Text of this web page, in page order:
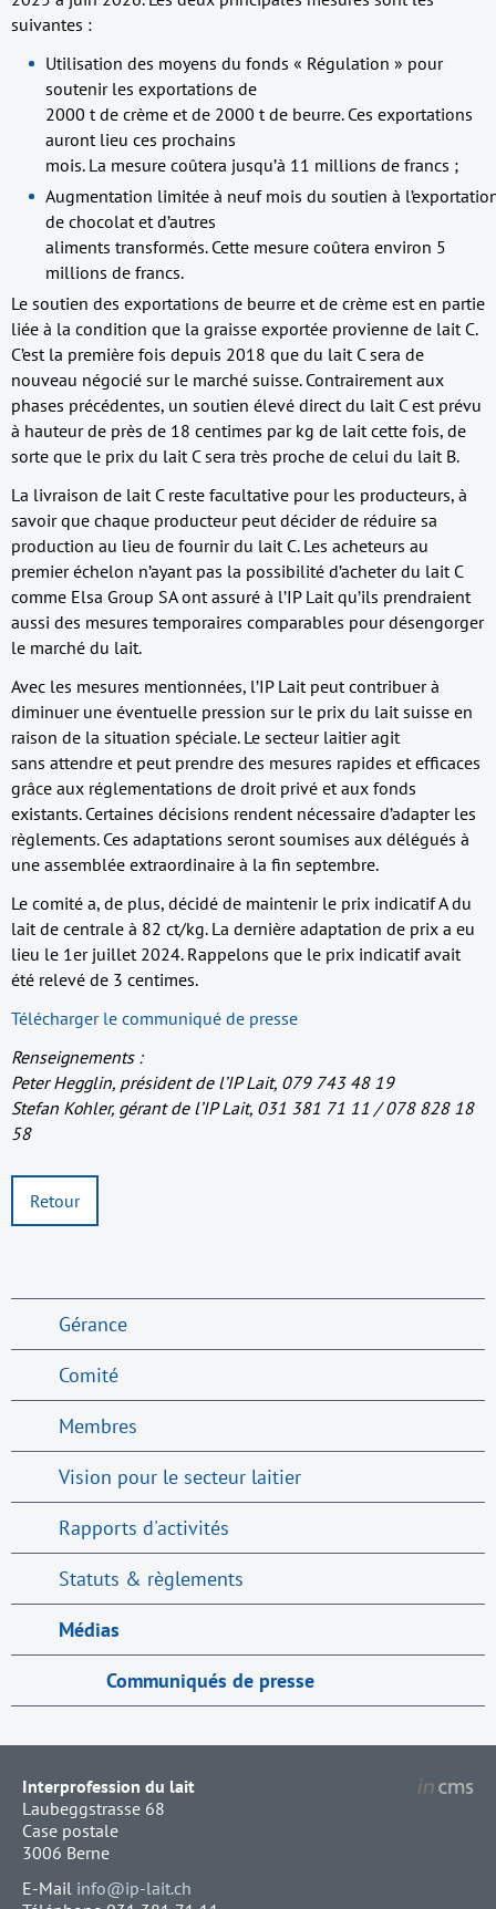
suivantes :
Utilisation des moyens du fonds « Régulation » pour
soutenir les exportations de
2000 t de crème et de 2000 t de beurre. Ces exportations
auront lieu ces prochains
mois. La mesure coûtera jusqu’à 11 millions de francs ;
Augmentation limitée à neuf mois du soutien à
de chocolat et d’autres
aliments transformés. Cette mesure coûtera environ 5
millions de francs.
Le soutien des exportations de beurre et de crème est en partie
liée à la condition que la graisse exportée provienne de lait C.
C’est la première fois depuis 2018 que du lait C sera de
nouveau négocié sur le marché suisse. Contrairement aux
phases précédentes, un soutien élevé direct du lait C est prévu
à hauteur de près de 18 centimes par kg de lait cette fois, de
sorte que le prix du lait C sera très proche de celui du lait B.
La livraison de lait C reste facultative pour les producteurs, à
savoir que chaque producteur peut décider de réduire sa
production au lieu de fournir du lait C. Les acheteurs au
premier échelon n’ayant pas la possibilité d’acheter du lait C
comme Elsa Group SA ont assuré à l’IP Lait qu’ils prendraient
aussi des mesures temporaires comparables pour désengorger
le marché du lait.
Avec les mesures mentionnées, l’IP Lait peut contribuer à
diminuer une éventuelle pression sur le prix du lait suisse en
raison de la situation spéciale. Le secteur laitier agit
sans attendre et peut prendre des mesures rapides et efficaces
grâce aux réglementations de droit privé et aux fonds
existants. Certaines décisions rendent nécessaire d’adapter les
règlements. Ces adaptations seront soumises aux délégués à
une assemblée extraordinaire à la fin septembre.
Le comité a, de plus, décidé de maintenir le prix indicatif A du
lait de centrale à 82 ct/kg. La dernière adaptation de prix a eu
lieu le 1er juillet 2024. Rappelons que le prix indicatif avait
été relevé de 3 centimes.
Télécharger le communiqué de presse
Renseignements :
Peter Hegglin, président de l’IP Lait, 079 743 48 19
Stefan Kohler, gérant de l’IP Lait, 031 381 71 11 / 078 828 18
58
Retour
Gérance
Comité
Membres
Vision pour le secteur laitier
Rapports d'activités
Statuts & règlements
Médias
Communiqués de presse
Interprofession du lait
Laubeggstrasse 68
Case postale
3006 Berne
E-Mail info@ip-lait.ch